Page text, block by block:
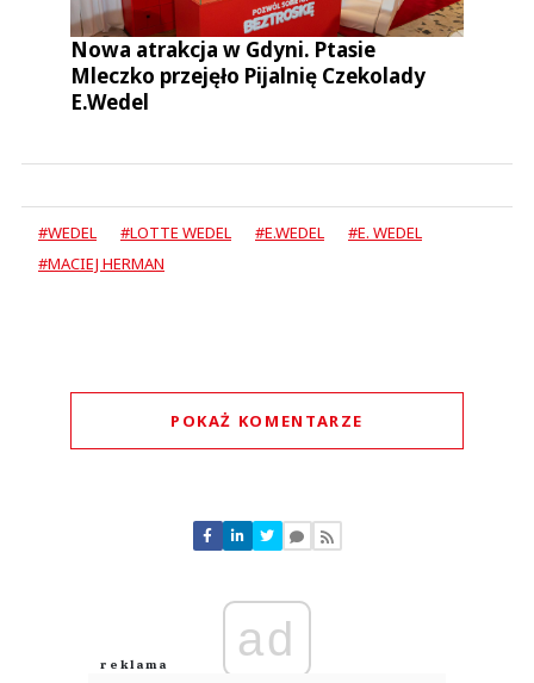
Nowa atrakcja w Gdyni. Ptasie
Mleczko przejęło Pijalnię Czekolady
E.Wedel
#WEDEL #LOTTE WEDEL #E.WEDEL
#E. WEDEL
#MACIEJ HERMAN
POKAŻ KOMENTARZE
Nie znaleziono komentarzy
Zostaw swoje komentarze
Anuluj
ad